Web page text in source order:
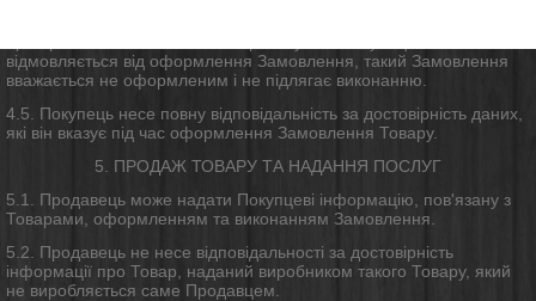
відмовляється від оформлення Замовлення, такий Замовлення
вважається не оформленим і не підлягає виконанню.
4.5. Покупець несе повну відповідальність за достовірність даних,
які він вказує під час оформлення Замовлення Товару.
5. ПРОДАЖ ТОВАРУ ТА НАДАННЯ ПОСЛУГ
5.1. Продавець може надати Покупцеві інформацію, пов'язану з
Товарами, оформленням та виконанням Замовлення.
5.2. Продавець не несе відповідальності за достовірність
інформації про Товар, наданий виробником такого Товару, який
не виробляється саме Продавцем.